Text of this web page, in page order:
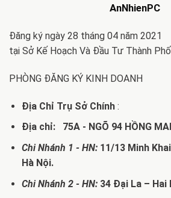
AnNhienPC
Đăng ký ngày 28 tháng 04 năm 2021
tại Sở Kế Hoạch Và Đầu Tư Thành
PHÒNG ĐĂNG KÝ KINH DOANH
Địa Chỉ Trụ Sở Chính:
Địa chỉ: 75A - NGÕ 94 HỒNG
Chi Nhánh 1 - HN:11/13 Minh
Hà Nội.
Chi Nhánh 2 - HN:34 Đại La – Hai